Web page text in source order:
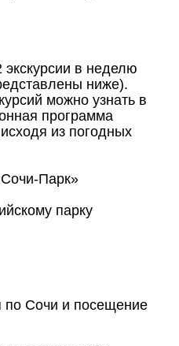
в неделю
ниже).
можно узнать в
программа
из погодных
Парк»
парку
по Сочи и посещение